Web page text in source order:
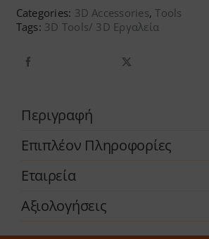
Nozzle
Cleaning
Categories: 3D Accessories,Tools
Tags: 3D Tools/ 3D Εργαλεία
Περιγραφή
Επιπλέον Πληροφορίες
Εταιρεία
Αξιολογήσεις